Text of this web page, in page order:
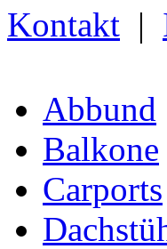
Kontakt |
Abbund
Balkone
Carports